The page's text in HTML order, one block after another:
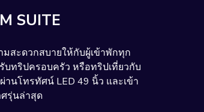
SUITE
สะดวกสบายให้กับผู้เข้าพักทุก
บทริปครอบครัว หรือทริปเที่ยวกับ
นโทรทัศน์ LED 49 นิ้ว และเข้า
ศรุ่นล่าสุด